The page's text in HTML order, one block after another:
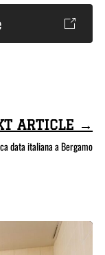
ARTICLE →
data italiana a Bergamo